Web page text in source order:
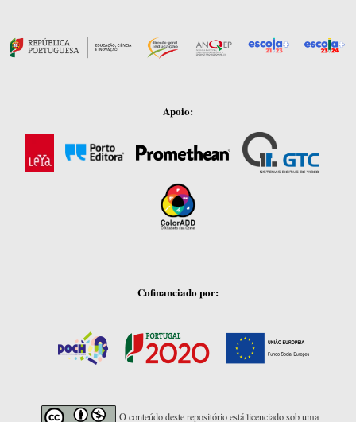
Apoio:
Cofinanciado por:
O conteúdo deste repositório está licenciado sob uma